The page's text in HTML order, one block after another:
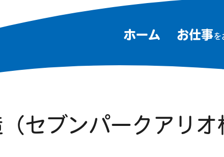
ホーム お仕事を
成田駅より送迎バス
セブンパークアリオ